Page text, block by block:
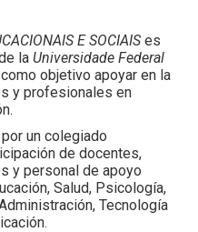
E SOCIAIS es
la Universidade Federal
objetivo apoyar en la
y profesionales en
un colegiado
de docentes,
y personal de apoyo
Salud, Psicología,
Tecnología